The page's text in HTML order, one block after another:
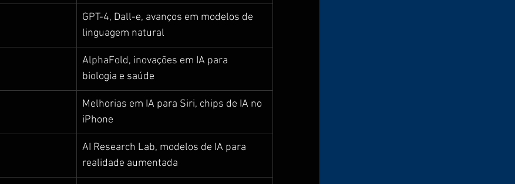
GPT-4, Dall-e, avanços em modelos de
linguagem natural
AlphaFold, inovações em IA para
biologia e saúde
Melhorias em IA para Siri, chips de IA no
iPhone
AI Research Lab, modelos de IA para
realidade aumentada